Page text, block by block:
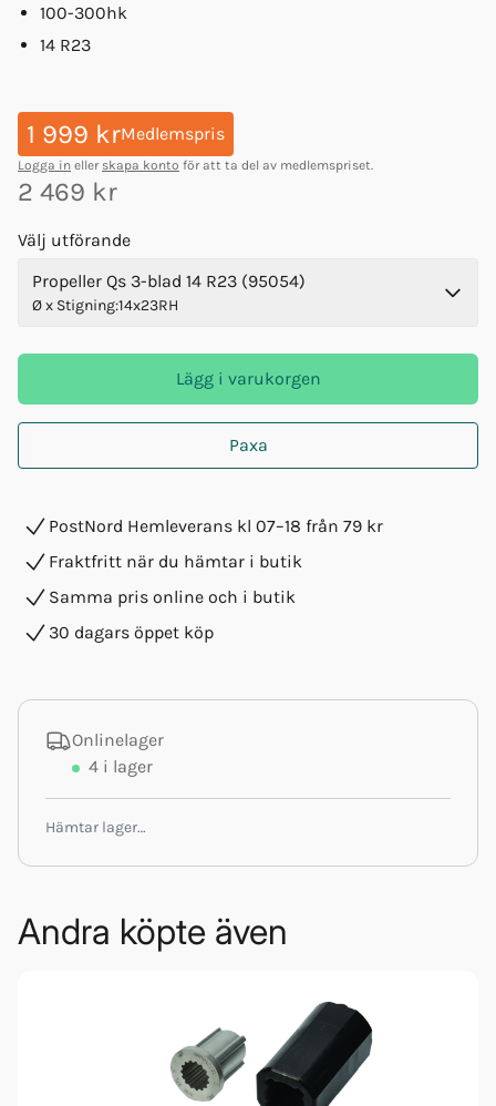
100-300hk
14 R23
1 999 krMedlemspris
Logga in eller skapa konto för att ta del av medlemspriset.
2 469 kr
Välj utförande
Propeller Qs 3-blad 14 R23 (95054)
Ø x Stigning:14x23RH
Lägg i varukorgen
Paxa
PostNord Hemleverans kl 07–18 från 79 kr
Fraktfritt när du hämtar i butik
Samma pris online och i butik
30 dagars öppet köp
Onlinelager
4 i lager
Hämtar lager…
Andra köpte även